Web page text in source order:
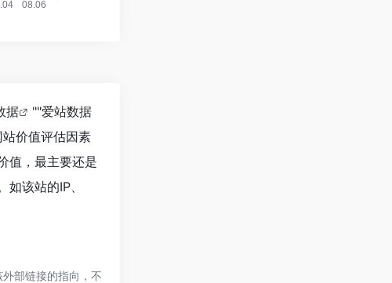
据 ""爱站数据
价值评估因素
值，最主要还是
该站的IP、
部链接的指向，不